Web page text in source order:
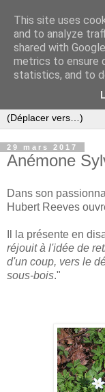
29 mars 2017
Anémone
Dans son
Hubert Reeves
Il la présente en
réjouit à l'idée de
d'un coup, vers le
sous-bois."
This site uses
and to analyze
shared with
metrics to ensure
statistics, and to